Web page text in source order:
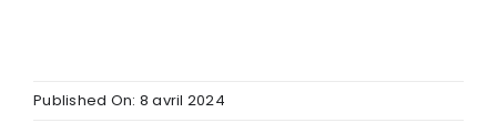
Published On: 8 avril 2024